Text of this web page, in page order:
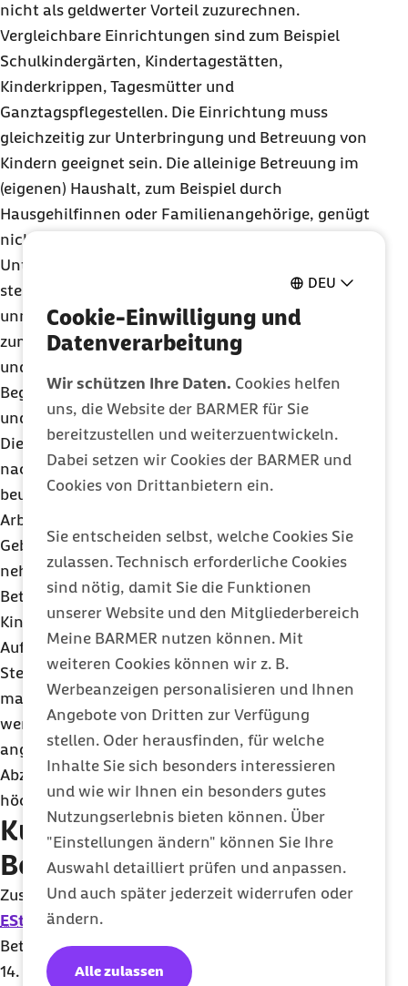
DEU
Cookie-Einwilligung und
Datenverarbeitung
Wir schützen Ihre Daten. Cookies helfen
uns, die Website der BARMER für Sie
bereitzustellen und weiterzuentwickeln.
Dabei setzen wir Cookies der BARMER und
Cookies von Drittanbietern ein.
Sie entscheiden selbst, welche Cookies Sie
zulassen. Technisch erforderliche Cookies
sind nötig, damit Sie die Funktionen
unserer Website und den Mitgliederbereich
Meine BARMER nutzen können. Mit
weiteren Cookies können wir z. B.
Werbeanzeigen personalisieren und Ihnen
Angebote von Dritten zur Verfügung
stellen. Oder herausfinden, für welche
Inhalte Sie sich besonders interessieren
und wie wir Ihnen ein besonders gutes
Nutzungserlebnis bieten können. Über
"Einstellungen ändern" können Sie Ihre
Auswahl detailliert prüfen und anpassen.
Und auch später jederzeit widerrufen oder
ändern.
Alle zulassen
nicht als geldwerter Vorteil zuzurechnen.
Vergleichbare Einrichtungen sind zum Beispiel
Schulkindergärten, Kindertagestätten,
Kinderkrippen, Tagesmütter und
Ganztagspflegestellen. Die Einrichtung muss
gleichzeitig zur Unterbringung und Betreuung von
Kindern geeignet sein. Die alleinige Betreuung im
(eigenen) Haushalt, zum Beispiel durch
Hausgehilfinnen oder Familienangehörige, genügt
nicht. Sofern Arbeitgeberleistungen auch den
Unterricht eines Kindes ermöglichen, sind sie nicht
steuerfrei. Das Gleiche gilt für Leistungen, die nicht
unmittelbar der Betreuung eines Kindes dienen,
zum Beispiel die Beförderung zwischen Wohnung
und Kindergarten.
Begünstigt sind nur Leistungen zur Unterbringung
und Betreuung von nicht schulpflichtigen Kindern.
Die Frage, wann ein Kind schulpflichtig ist, ist
nach den landesrechtlichen Schulgesetzen zu
beurteilen. Arbeitgeber sollten die von
Arbeitnehmenden vorgelegten Rechnungen und
Gebührenbescheide im Original zum Lohnkonto
nehmen.
Beteiligt sich das Unternehmen nicht an den
Kinderbetreuungskosten, können die Eltern die
Aufwendungen ggf. im Rahmen der
Steuererklärung als Sonderausgaben geltend
machen. Diesteuerfreien Arbeitgeberleistungen
werden auf den Sonderausgabenbetrag
angerechnet. Ab 2025 erhöht sich die
Abzugsmöglichkeit auf 80% der Aufwendungen,
höchstens 4.800 Euro.
Kurzfristige
Betreuungsleistungen
Zusätzlich steuerfrei ist gemäß§ 3 Nummer 34a
EStG
bis zu 600 Euro jährlich der angefallene
Betreuungsaufwand für Kinder bis zum
14. Lebensjahr, wenn der Arbeitnehmer aus